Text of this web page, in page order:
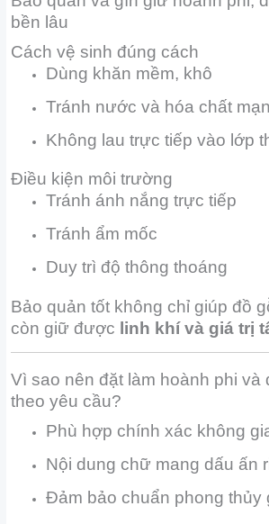
bền lâu
Cách vệ sinh đúng cách
Dùng khăn mềm, khô
Tránh nước và hóa chất
Không lau trực tiếp vào lớp
Điều kiện môi trường
Tránh ánh nắng trực tiếp
Tránh ẩm mốc
Duy trì độ thông thoáng
Bảo quản tốt không chỉ giúp đồ
còn giữ được linh khí và giá trị
Vì sao nên đặt làm hoành phi và
theo yêu cầu?
Phù hợp chính xác không
Nội dung chữ mang dấu ấn
Đảm bảo chuẩn phong thủy